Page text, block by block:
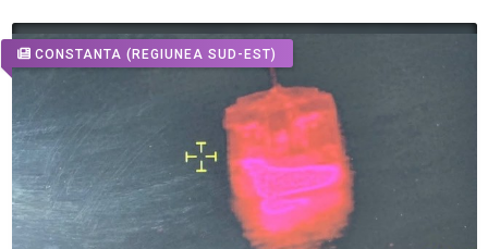
CONSTANTA (REGIUNEA SUD-EST)